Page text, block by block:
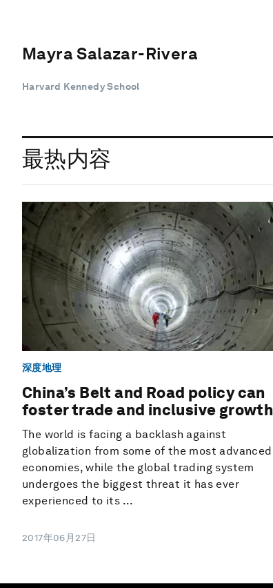
Mayra Salazar-Rivera
Harvard Kennedy School
最热内容
深度地理
China’s Belt and Road policy can
foster trade and inclusive growth
The world is facing a backlash against
globalization from some of the most advanced
economies, while the global trading system
undergoes the biggest threat it has ever
experienced to its ...
2017年06月27日